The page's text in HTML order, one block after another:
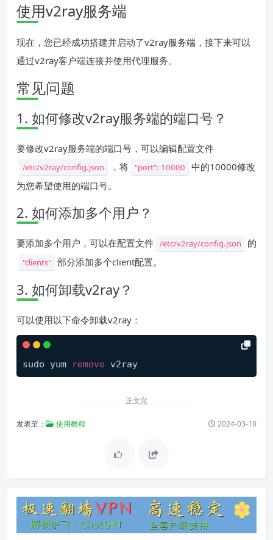
使用v2ray服务端
现在，您已经成功搭建并启动了v2ray服务端，接下来可以
通过v2ray客户端连接并使用代理服务。
常见问题
1. 如何修改v2ray服务端的端口号？
要修改v2ray服务端的端口号，可以编辑配置文件
/etc/v2ray/config.json ，将 "port": 10000
中的10000修改
为您希望使用的端口号。
2. 如何添加多个用户？
要添加多个用户，可以在配置文件 /etc/v2ray/config.json 的
"clients" 部分添加多个client配置。
3. 如何卸载v2ray？
可以使用以下命令卸载v2ray：
sudo yum remove
正文完
发表至： 使用教程 2024-03-10